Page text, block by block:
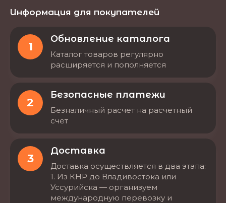
Информация для покупателей
1
Обновление каталога
Каталог товаров регулярно
расширяется и пополняется
2
Безопасные платежи
Безналичный расчет на расчетный
счет
3
Доставка
Доставка осуществляется в два этапа:
1. Из КНР до Владивостока или
Уссурийска — организуем
международную перевозку и